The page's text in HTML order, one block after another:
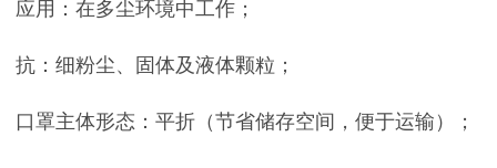
应用：在多尘环境中工作；
抗：细粉尘、固体及液体颗粒；
口罩主体形态：平折（节省储存空间，便于运输）；